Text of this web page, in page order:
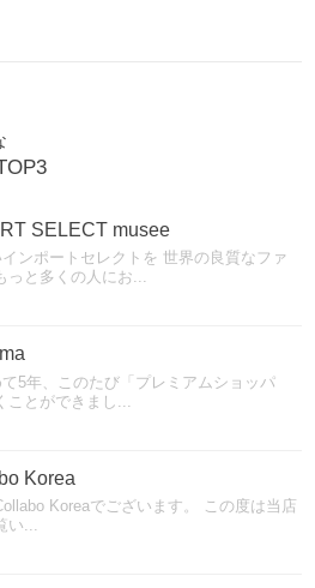
SELECT musee
ンポートセレクトを 世界の良質なファ
っと多くの人にお...
5年、このたび「プレミアムショッパ
ことができまし...
Korea
Koreaでございます。 この度は当店
い...